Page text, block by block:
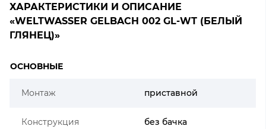
ХАРАКТЕРИСТИКИ И ОПИСАНИЕ
«WELTWASSER GELBACH 002 GL-WT (БЕЛЫЙ
ГЛЯНЕЦ)»
ОСНОВНЫЕ
Монтаж приставной
Конструкция без бачка